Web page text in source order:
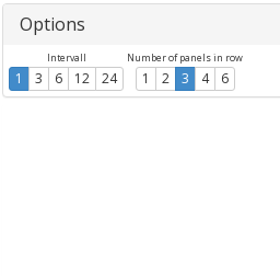
Options
Intervall
1 3 6 12 24
Number of panels in row
1 2 3 4 6